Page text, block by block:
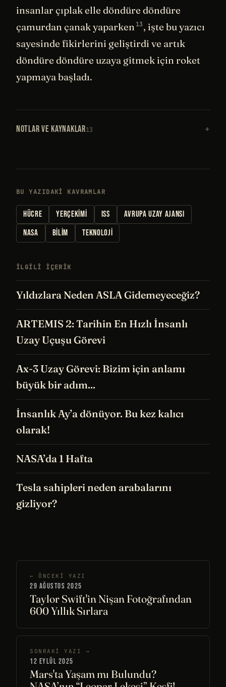
insanlar çıplak elle döndüre döndüre
çamurdan çanakyaparken 13, işte bu yazıcı
sayesinde fikirlerini geliştirdi ve artık
döndüre döndüre uzaya gitmek için roket
yapmaya başladı.
NOTLAR VE KAYNAKLAR13
BU YAZIDAKI KAVRAMLAR
HÜCRE YERÇEKIMI ISS
AVRUPA UZAY AJANSI
NASA
BILIM TEKNOLOJI
İLGILI IÇERIK
Yıldızlara Neden ASLA Gidemeyeceğiz?
ARTEMIS 2: Tarihin En Hızlı İnsanlı
Uzay Uçuşu Görevi
Ax-3 Uzay Görevi: Bizim için anlamı
büyük bir adım...
İnsanlık Ay’a dönüyor. Bu kez kalıcı
olarak!
NASA’da 1 Hafta
Tesla sahipleri neden arabalarını
gizliyor?
← ÖNCEKI YAZI
29 AĞUSTOS 2025
Taylor Swift'in Nişan Fotoğrafından
600 Yıllık Sırlara
SONRAKI YAZI →
12 EYLÜL 2025
Mars'ta Yaşam mı Bulundu?